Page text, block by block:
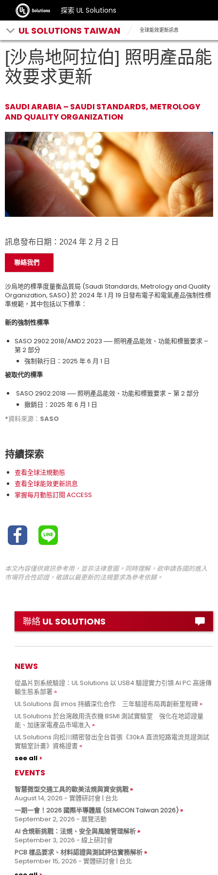
探索 UL Solutions
UL SOLUTIONS TAIWAN 全球能效更新訊息
[沙烏地阿拉伯] 照明產品能
效要求更新
SAUDI ARABIA – SAUDI STANDARDS, METROLOGY
AND QUALITY ORGANIZATION
訊息發布日期：2024 年 2 月 2 日
聯絡我們
沙烏地的標準度量衡品質局 (Saudi Standards, Metrology and Quality
Organization, SASO) 於 2024 年 1 月 19 日發布電子和電氣產品強制性標
準規範，其中包括以下標準：
新的強制性標準
SASO 2902:2018/AMD2:2023 ── 照明產品能效、功能和標籤要求 –
第 2 部分
強制執行日：2025 年 6 月 1 日
被取代的標準
SASO 2902:2018 ── 照明產品能效、功能和標籤要求 – 第 2 部分
撤銷日：2025 年 6 月 1 日
*資料來源：SASO
持續探索
查看全球法規動態
查看全球能效更新訊息
掌握每月動態訂閱 ACCESS
本文內容僅供資訊參考用，並非法律意圖。同時理解，欲申請各國的進入
市場符合性認證，敬請以最更新的法規要求為參考依歸。
聯絡 UL SOLUTIONS
NEWS
從晶片到系統驗證：UL Solutions 以 USB4 驗證實力引領 AI PC 高速傳
輸生態系部署
UL Solutions 與 imos 持續深化合作 三年驗證布局再創新里程碑
UL Solutions 於台灣啟用洗衣機 BSMI 測試實驗室 強化在地認證量
能、加速家電產品市場准入
UL Solutions 向松川精密發出全台首張《30kA 直流短路電流見證測試
實驗室計畫》資格證書
see all
EVENTS
智慧微型交通工具的歐美法規與資安挑戰
August 14, 2026 - 實體研討會 | 台北
一期一會！2026 國際半導體展 (SEMICON Taiwan 2026)
September 2, 2026 - 展覽活動
AI 合規新挑戰：法規、安全與風險管理解析
September 3, 2026 - 線上研討會
PCB 樣品要求、材料認證與測試評估實務解析
September 15, 2026 - 實體研討會 | 台北